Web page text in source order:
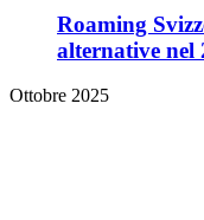
Roaming
alternative nel
Ottobre 2025